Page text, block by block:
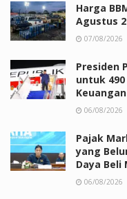
Harga
Agustus
07/08/2026
Presiden
untuk
Keuangan
06/08/2026
Pajak
yang
Daya Beli
06/08/2026